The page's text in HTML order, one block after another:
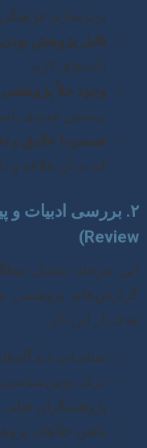
برندسازی
قابل پژوهش
داده‌های لازم.
وجود خلأ
پرسش جدیدی پاسخ
همسو با علایق
که به آن علاقه و
Review)
این مرحله شامل
گزارش‌های پژوهشی
هدف از این کار:
شناسایی
درک
پژوهشگران قبلی.
یافتن خلأهای